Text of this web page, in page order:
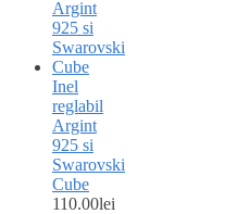
Inel
reglabil
Argint
925 si
Swarovski
Cube
110.00lei